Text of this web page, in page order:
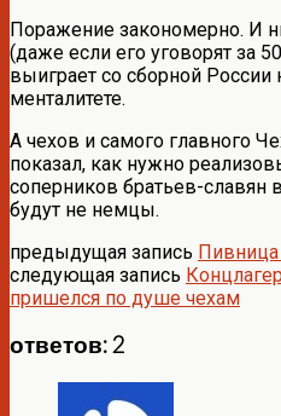
Поражение закономерно. И
(даже если его уговорят за
выиграет со сборной России
менталитете.
А чехов и самого главного
показал, как нужно
соперников братьев-славян
будут не немцы.
предыдущая запись Пивница
следующая запись
пришелся по душе чехам
ответов: 2